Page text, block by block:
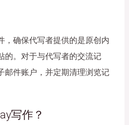
，确保代写者提供的是原创内
的。对于与代写者的交流记
邮件账户，并定期清理浏览记
写作？